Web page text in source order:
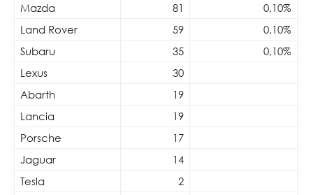
Mazda
81
0,10%
Land Rover
59
0,10%
Subaru
35
0,10%
Lexus
30
Abarth
19
Lancia
19
Porsche
17
Jaguar
14
Tesla
2